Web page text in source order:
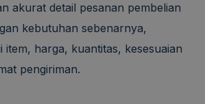
akurat detail pesanan pembelian
kebutuhan sebenarnya,
item, harga, kuantitas, kesesuaian
pengiriman.